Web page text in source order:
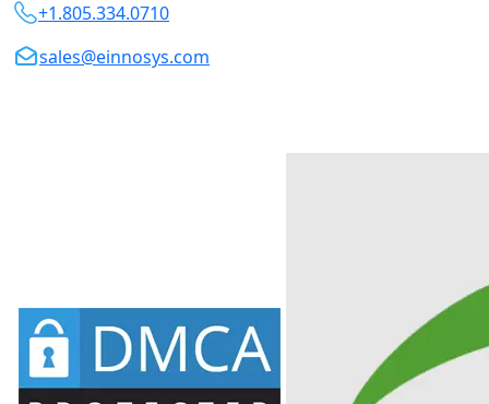
+1.805.334.0710
sales@einnosys.com